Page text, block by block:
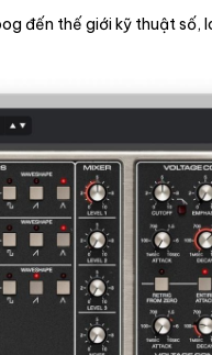
đến thế giới kỹ thuật